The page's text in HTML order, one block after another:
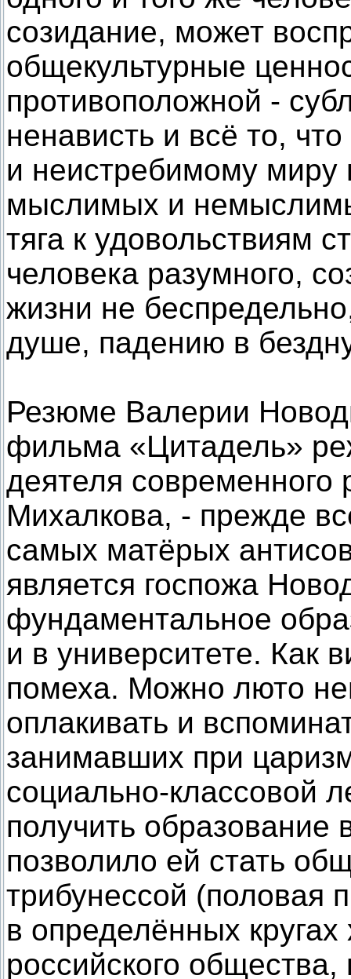
созидание, может
общекультурные
противоположной -
ненависть и всё то,
и неистребимому миру
мыслимых и
тяга к удовольствиям
человека разумного,
жизни не
душе, падению в
Резюме Валерии
фильма «Цитадель»
деятеля современного
Михалкова, - прежде
самых матёрых
является госпожа
фундаментальное
и в университете. Как
помеха. Можно люто
оплакивать и
занимавших при
социально-классовой
получить
позволило ей стать
трибунессой (половая
в определённых кругах
российского общества,